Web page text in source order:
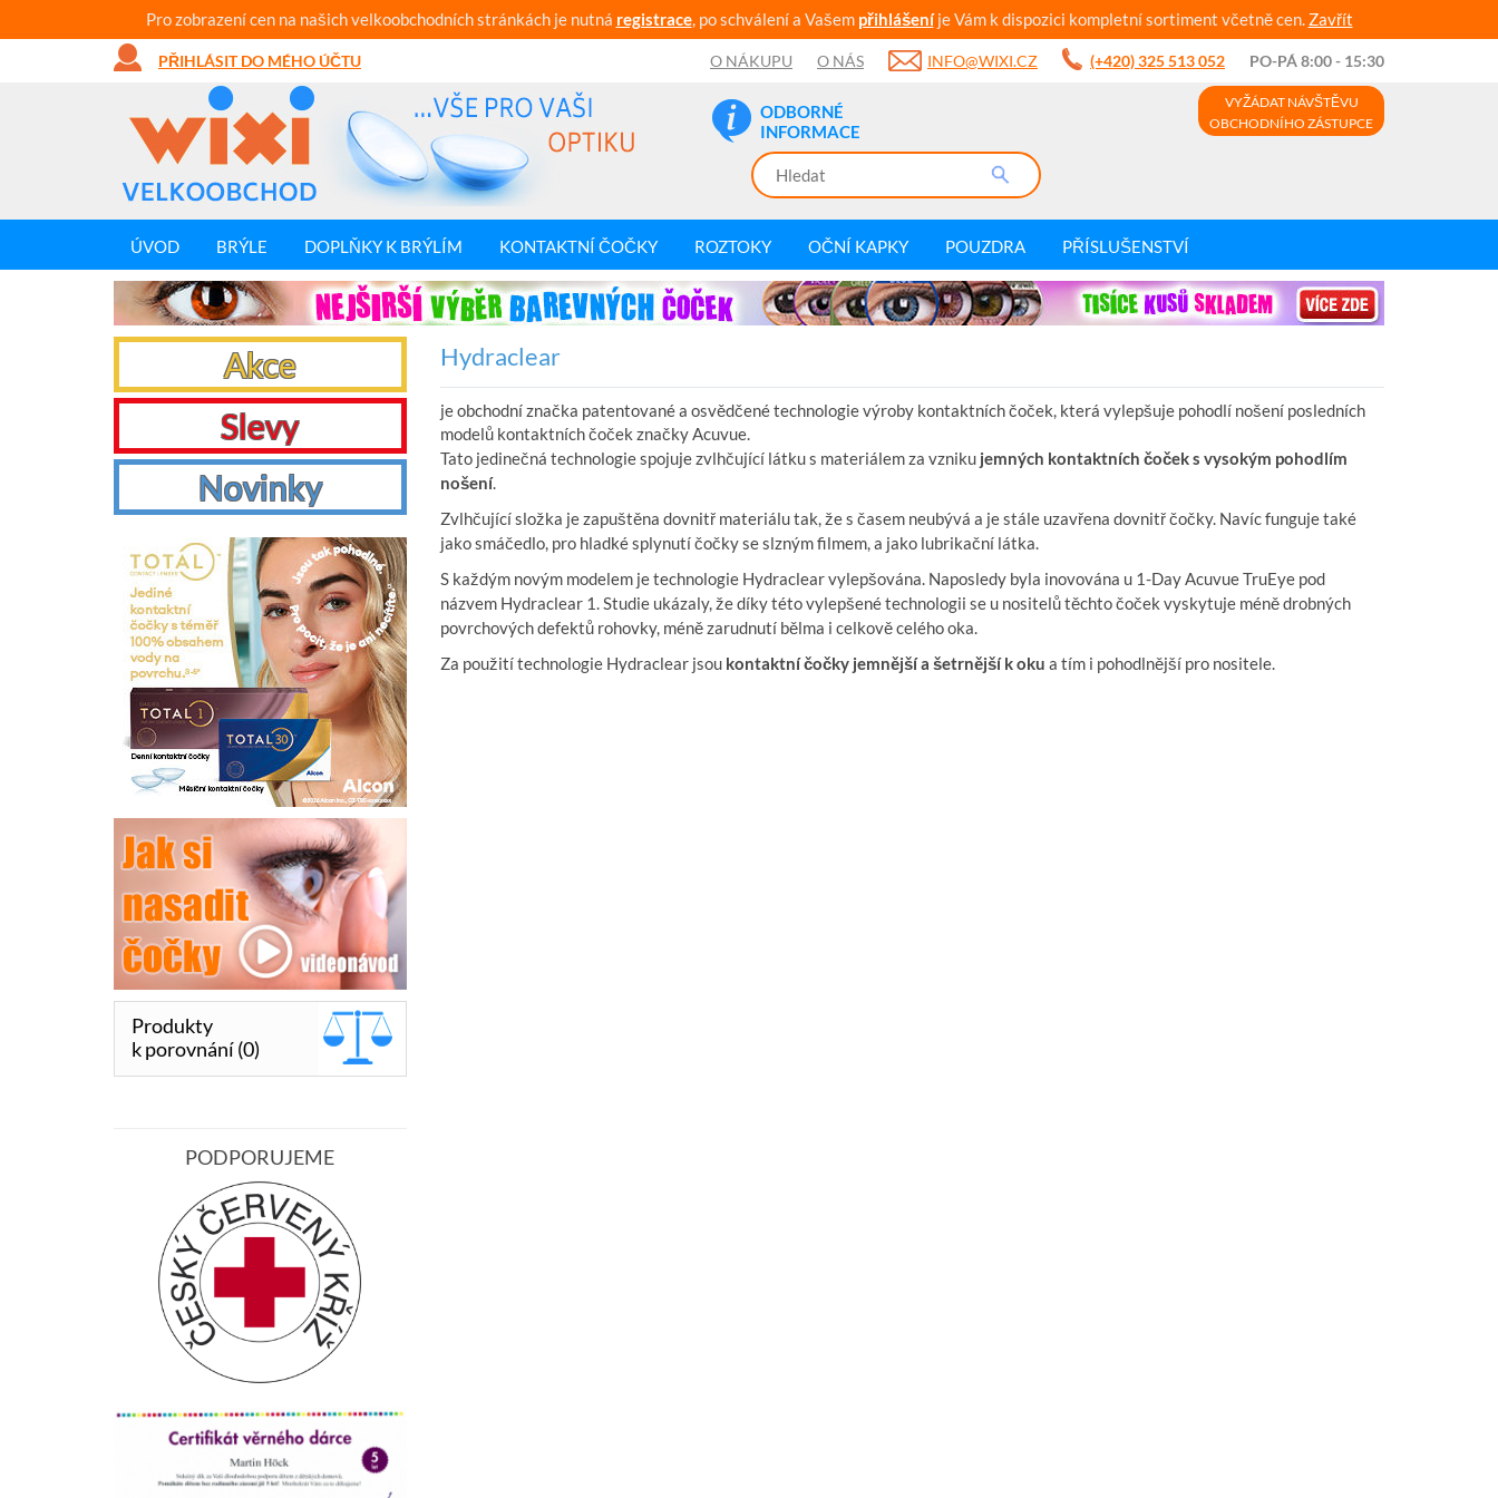
Pro zobrazení cen na našich velkoobchodních stránkách je nutná registrace, po schválení a Vašem přihlášeníje Vám k dispozici kompletní sortiment včetně cen. Zavřít
PŘIHLÁSIT DO MÉHO ÚČTU O NÁKUPU O NÁS INFO@WIXI.CZ (+420) 325 513 052 PO-PÁ 8:00 - 15:30
ODBORNÉ
INFORMACE
VYŽÁDAT NÁVŠTĚVU
OBCHODNÍHO ZÁSTUPCE
ÚVOD BRÝLE DOPLŇKY K BRÝLÍM KONTAKTNÍ ČOČKY ROZTOKY OČNÍ KAPKY POUZDRA PŘÍSLUŠENSTVÍ
Hydraclear
je obchodní značka patentované a osvědčené technologie výroby kontaktních čoček, která vylepšuje pohodlí nošení posledních
modelů kontaktních čoček značky Acuvue.
Tato jedinečná technologie spojuje zvlhčující látku s materiálem za vzniku jemných kontaktních čoček s vysokým pohodlím
nošení.
Zvlhčující složka je zapuštěna dovnitř materiálu tak, že s časem neubývá a je stále uzavřena dovnitř čočky. Navíc funguje také
jako smáčedlo, pro hladké splynutí čočky se slzným filmem, a jako lubrikační látka.
S každým novým modelem je technologie Hydraclear vylepšována. Naposledy byla inovována u 1-Day Acuvue TruEye pod
názvem Hydraclear 1. Studie ukázaly, že díky této vylepšené technologii se u nositelů těchto čoček vyskytuje méně drobných
povrchových defektů rohovky, méně zarudnutí bělma i celkově celého oka.
Za použití technologie Hydraclear jsou kontaktní čočky jemnější a šetrnější k oku a tím i pohodlnější pro nositele.
Akce
Slevy
Novinky
Produkty
k porovnání (0)
PODPORUJEME